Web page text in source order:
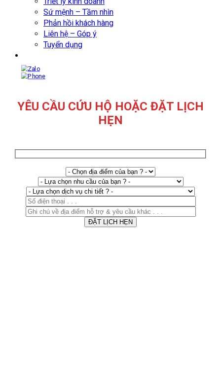
Sứ mệnh – Tầm nhìn
Phản hồi khách hàng
Liên hệ – Góp ý
Tuyển dụng
YÊU CẦU CỨU HỘ HOẶC ĐẶT LỊCH
HẸN